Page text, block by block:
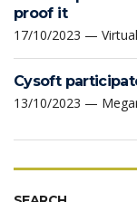
proof it
17/10/2023 — Virtual
Cysoft
13/10/2023 —